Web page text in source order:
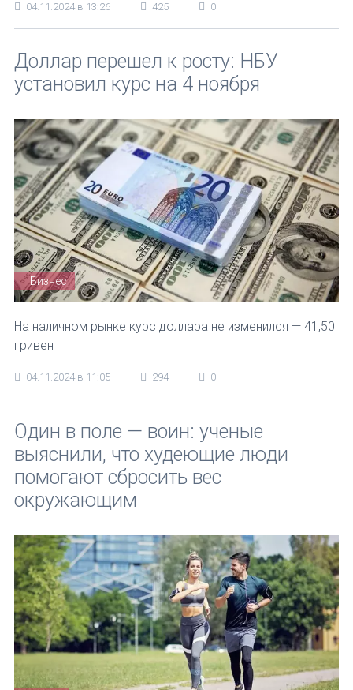
04.11.2024 в 13:26 425 0
Доллар перешел к росту: НБУ
установил курс на 4 ноября
Бизнес
На наличном рынке курс доллара не изменился — 41,50
гривен
04.11.2024 в 11:05 294 0
Один в поле — воин: ученые
выяснили, что худеющие люди
помогают сбросить вес
окружающим